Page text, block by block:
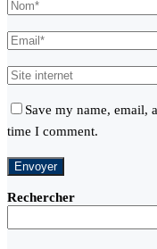
Save my name, email,
time I comment.
Rechercher